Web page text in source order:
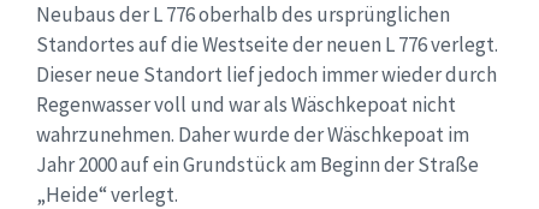
Neubaus der L 776 oberhalb des ursprünglichen
Standortes auf die Westseite der neuen L 776 verlegt.
Dieser neue Standort lief jedoch immer wieder durch
Regenwasser voll und war als Wäschkepoat nicht
wahrzunehmen. Daher wurde der Wäschkepoat im
Jahr 2000 auf ein Grundstück am Beginn der Straße
„Heide“ verlegt.